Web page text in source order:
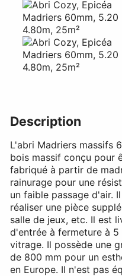
Description
L'abri Madriers massifs
bois massif conçu pour
fabriqué à partir de
rainurage pour une
un faible passage d'air.
réaliser une pièce
salle de jeux, etc. Il est
d'entrée à fermeture à
vitrage. Il possède une
de 800 mm pour un
en Europe. Il n'est pas